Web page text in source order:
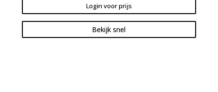
Login voor prijs
Bekijk snel